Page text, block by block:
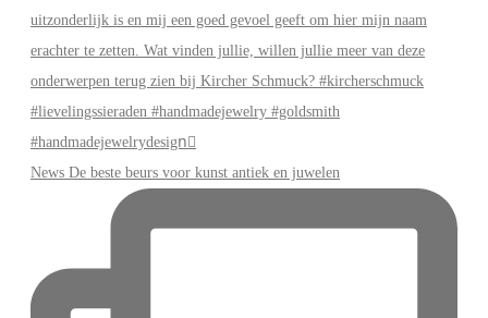
News De beste beurs voor kunst antiek en juwelen